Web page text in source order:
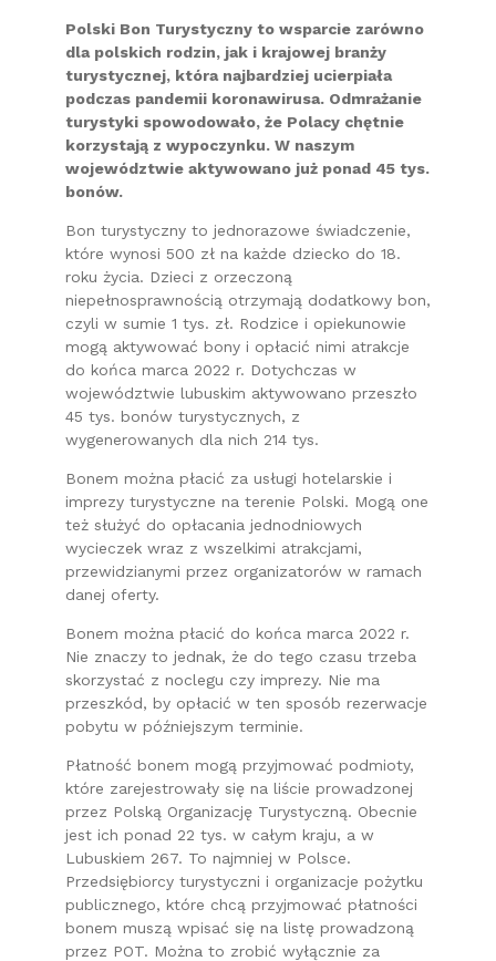
Polski Bon Turystyczny to wsparcie zarówno
dla polskich rodzin, jak i krajowej branży
turystycznej, która najbardziej ucierpiała
podczas pandemii koronawirusa. Odmrażanie
turystyki spowodowało, że Polacy chętnie
korzystają z wypoczynku. W naszym
województwie aktywowano już ponad 45 tys.
bonów.
Bon turystyczny to jednorazowe świadczenie,
które wynosi 500 zł na każde dziecko do 18.
roku życia. Dzieci z orzeczoną
niepełnosprawnością otrzymają dodatkowy bon,
czyli w sumie 1 tys. zł. Rodzice i opiekunowie
mogą aktywować bony i opłacić nimi atrakcje
do końca marca 2022 r. Dotychczas w
województwie lubuskim aktywowano przeszło
45 tys. bonów turystycznych, z
wygenerowanych dla nich 214 tys.
Bonem można płacić za usługi hotelarskie i
imprezy turystyczne na terenie Polski. Mogą one
też służyć do opłacania jednodniowych
wycieczek wraz z wszelkimi atrakcjami,
przewidzianymi przez organizatorów w ramach
danej oferty.
Bonem można płacić do końca marca 2022 r.
Nie znaczy to jednak, że do tego czasu trzeba
skorzystać z noclegu czy imprezy. Nie ma
przeszkód, by opłacić w ten sposób rezerwacje
pobytu w późniejszym terminie.
Płatność bonem mogą przyjmować podmioty,
które zarejestrowały się na liście prowadzonej
przez Polską Organizację Turystyczną. Obecnie
jest ich ponad 22 tys. w całym kraju, a w
Lubuskiem 267. To najmniej w Polsce.
Przedsiębiorcy turystyczni i organizacje pożytku
publicznego, które chcą przyjmować płatności
bonem muszą wpisać się na listę prowadzoną
przez POT. Można to zrobić wyłącznie za